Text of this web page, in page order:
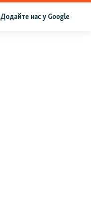
Додайте нас у Google